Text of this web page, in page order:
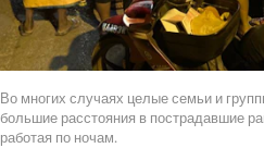
Во многих случаях целые семьи и
большие расстояния в пострадавшие
работая по ночам.